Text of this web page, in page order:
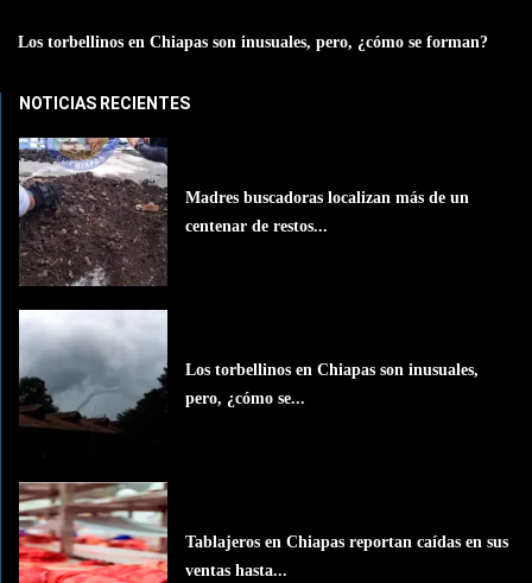
Los torbellinos en Chiapas son inusuales, pero, ¿cómo se forman?
NOTICIAS RECIENTES
Madres buscadoras localizan más de un
centenar de restos...
Los torbellinos en Chiapas son inusuales,
pero, ¿cómo se...
Tablajeros en Chiapas reportan caídas en sus
ventas hasta...